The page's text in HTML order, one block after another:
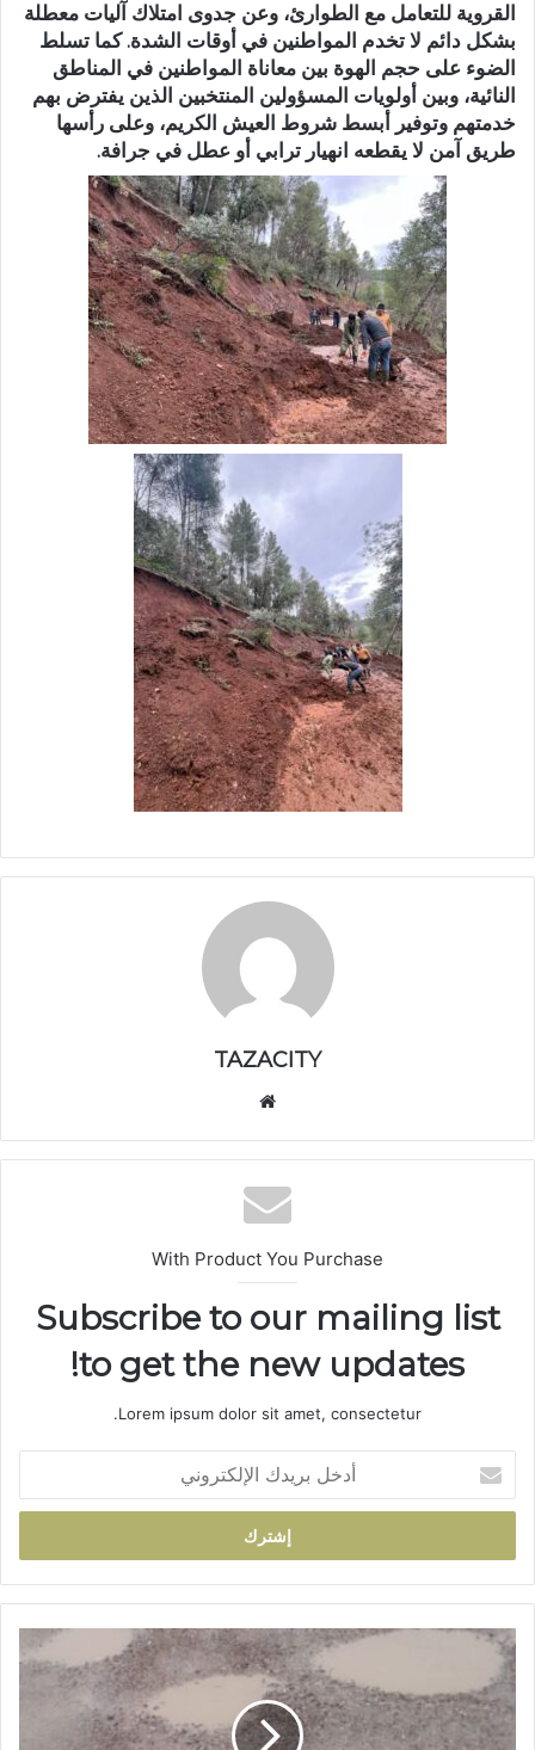
القروية للتعامل مع الطوارئ، وعن جدوى امتلاك آليات معطلة
بشكل دائم لا تخدم المواطنين في أوقات الشدة. كما تسلط
الضوء على حجم الهوة بين معاناة المواطنين في المناطق
النائية، وبين أولويات المسؤولين المنتخبين الذين يفترض بهم
خدمتهم وتوفير أبسط شروط العيش الكريم، وعلى رأسها
طريق آمن لا يقطعه انهيار ترابي أو عطل في جرافة.
TAZACITY
الوي
ب
With Product You Purchase
Subscribe to our mailing list
to get the new updates!
Lorem ipsum dolor sit amet, consectetur.
خ
ب
ر
د
ك
ل
م
س
ت
ع